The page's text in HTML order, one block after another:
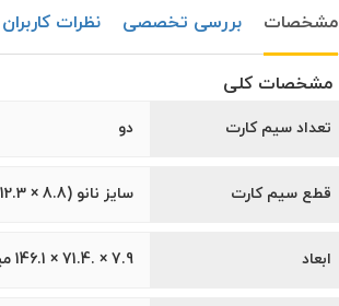
مشخصات بررسی تخصصی نظرات کاربران
مشخصات کلی
تعداد سیم کارت دو
قطع سیم کارت سایز نانو (8.8 × 12.3 میلی‌متر)
ابعاد 7.9 × .71.4 × 146.1 میلی‌متر